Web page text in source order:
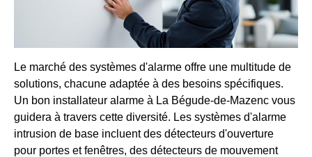
Le marché des systèmes d'alarme offre une multitude de
solutions, chacune adaptée à des besoins spécifiques.
Un bon installateur alarme à La Bégude-de-Mazenc vous
guidera à travers cette diversité. Les systèmes d'alarme
intrusion de base incluent des détecteurs d'ouverture
pour portes et fenêtres, des détecteurs de mouvement